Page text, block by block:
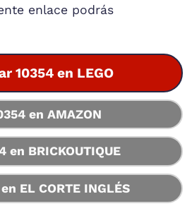
enlace podrás
10354 en LEGO
en AMAZON
en BRICKOUTIQUE
EL CORTE INGLÉS